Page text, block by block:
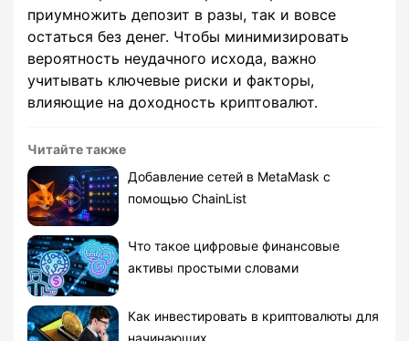
приумножить депозит в разы, так и вовсе
остаться без денег. Чтобы минимизировать
вероятность неудачного исхода, важно
учитывать ключевые риски и факторы,
влияющие на доходность криптовалют.
Читайте также
Добавление сетей в MetaMask с
помощью ChainList
Что такое цифровые финансовые
активы простыми словами
Как инвестировать в криптовалюты для
начинающих